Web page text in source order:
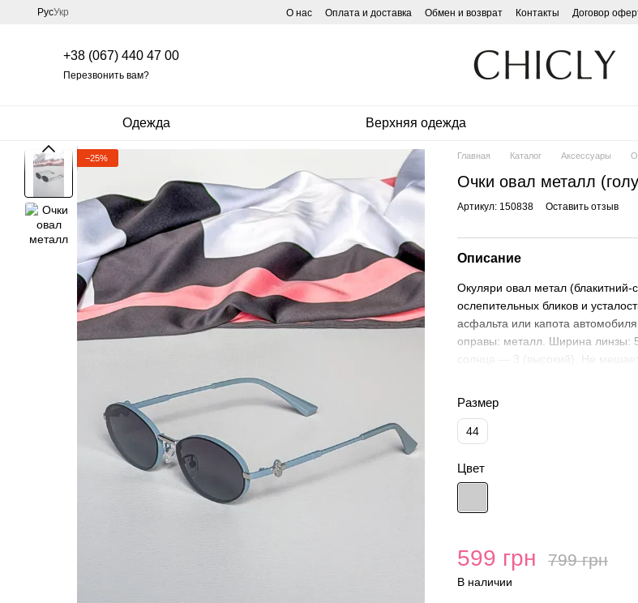
Перейти к основному контенту
РусУкр О нас Оплата и доставка Обмен и возврат Контакты Договор
+38 (067) 440 47 00
Перезвонить вам?
Одежда Верхняя одежда
−25% Главная Каталог Аксессуары
Очки овал металл
Артикул: 150838 Оставить отзыв
Описание
Окуляри овал метал (блакитний-
ослепительных бликов и
асфальта или капота
оправы: металл. Ширина линзы:
солнца — 3 (высокий). Не
Размер
44
Цвет
599 грн 799 грн
В наличии